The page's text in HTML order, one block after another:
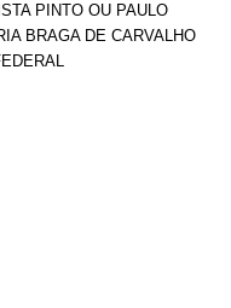
PINTO OU PAULO
BRAGA DE CARVALHO